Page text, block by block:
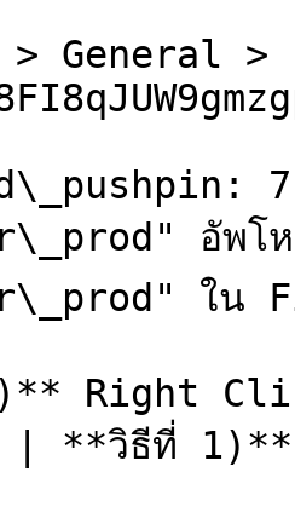
> General
อัพโห
ใน
Right
**วิธีที่ 1)**